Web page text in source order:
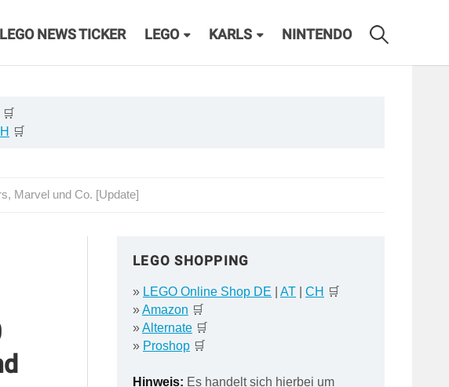
LEGO NEWS TICKER LEGO KARLS NINTENDO
🛒
🛒
Marvel und Co. [Update]
LEGO SHOPPING
» LEGO Online Shop DE AT| CH 🛒
»Amazon 🛒
»Alternate🛒
» Proshop🛒
Hinweis: Es handelt sich hierbei um